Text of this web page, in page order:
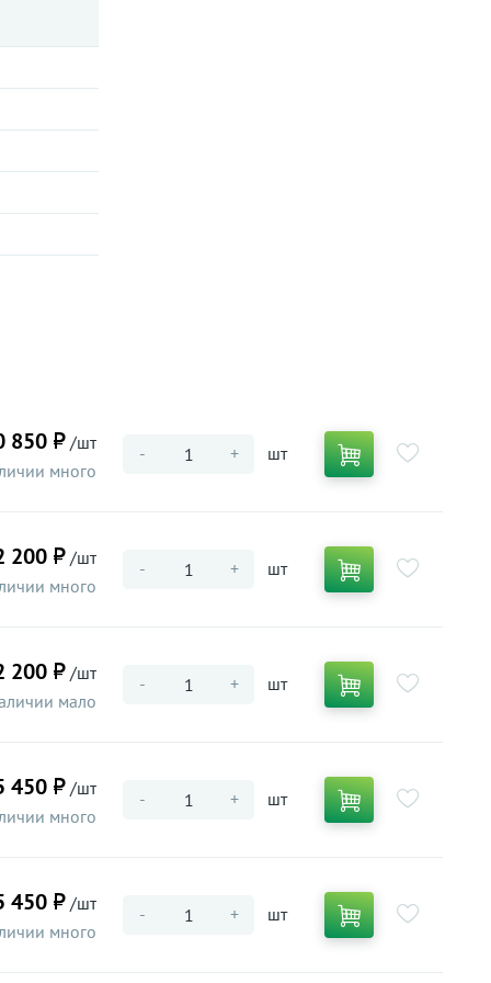
850 ₽ /шт
много
- + шт
200 ₽ /шт
много
- + шт
200 ₽ /шт
мало
- + шт
450 ₽ /шт
много
- + шт
450 ₽ /шт
много
- + шт